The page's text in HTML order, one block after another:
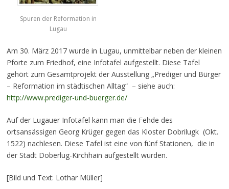
Spuren der Reformation in
Lugau
Am 30. März 2017 wurde in Lugau, unmittelbar neben der kleinen
Pforte zum Friedhof, eine Infotafel aufgestellt. Diese Tafel
gehört zum Gesamtprojekt der Ausstellung „Prediger und Bürger
– Reformation im städtischen Alltag“ – siehe auch:
http://www.prediger-und-buerger.de/
Auf der Lugauer Infotafel kann man die Fehde des
ortsansässigen Georg Krüger gegen das Kloster Dobrilugk (Okt.
1522) nachlesen. Diese Tafel ist eine von fünf Stationen, die in
der Stadt Doberlug-Kirchhain aufgestellt wurden.
[Bild und Text: Lothar Müller]